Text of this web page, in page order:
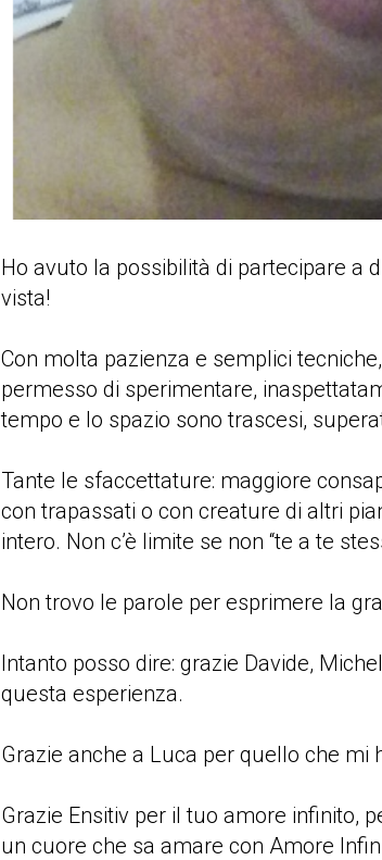
Ho avuto la possibilità di partecipare a
vista!
Con molta pazienza e semplici
permesso di sperimentare,
tempo e lo spazio sono trascesi,
Tante le sfaccettature: maggiore
con trapassati o con creature di altri
intero. Non c’è limite se non “te a te
Non trovo le parole per esprimere la
Intanto posso dire: grazie Davide,
questa esperienza.
Grazie anche a Luca per quello che mi
Grazie Ensitiv per il tuo amore infinito,
un cuore che sa amare con Amore